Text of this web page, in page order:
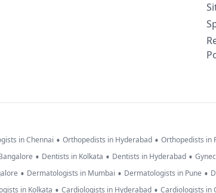
in Chennai • Orthopedists in Hyderabad • Orthopedists in
• Dentists in Kolkata • Dentists in Hyderabad •
• Dermatologists in Mumbai • Dermatologists in Pune •
in Kolkata • Cardiologists in Hyderabad • Cardiologists in